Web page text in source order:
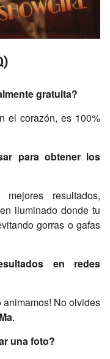
gratuita?
el corazón, es 100%
para obtener los
resultados,
iluminado donde tu
gorras o gafas
en redes
animamos! No olvides
.
una foto?